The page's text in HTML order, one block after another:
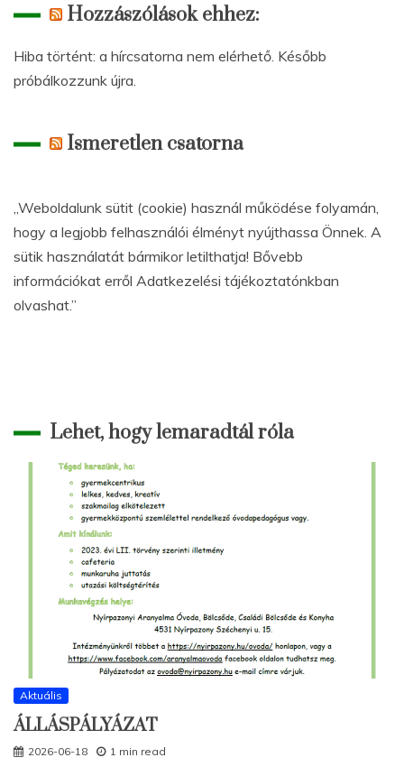
Hozzászólások ehhez:
Hiba történt: a hírcsatorna nem elérhető. Később
próbálkozzunk újra.
Ismeretlen csatorna
„Weboldalunk sütit (cookie) használ működése folyamán,
hogy a legjobb felhasználói élményt nyújthassa Önnek. A
sütik használatát bármikor letilthatja! Bővebb
információkat erről Adatkezelési tájékoztatónkban
olvashat.”
Lehet, hogy lemaradtál róla
Aktuális
ÁLLÁSPÁLYÁZAT
2026-06-18 1 min read